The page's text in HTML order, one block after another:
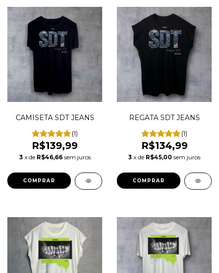
CAMISETA SDT JEANS
(1)
R$139,99
3 x de R$46,66 sem juros
COMPRAR
REGATA SDT JEANS
(1)
R$134,99
3 x de R$45,00 sem juros
COMPRAR